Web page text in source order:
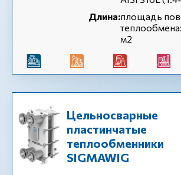
Длина:площадь
м2
Цельносварные
пластинчатые
теплообменники
SIGMAWIG